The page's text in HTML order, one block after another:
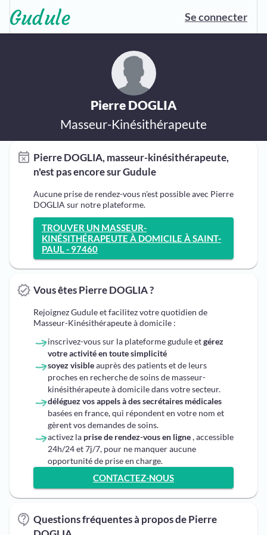
Se connecter
Pierre DOGLIA
Masseur-Kinésithérapeute
Pierre DOGLIA, masseur-kinésithérapeute,
n'est pas encore sur Gudule
Aucune prise de rendez-vous n'est possible avec Pierre
DOGLIA sur notre plateforme.
TROUVER UN MASSEUR-
KINÉSITHÉRAPEUTE À DOMICILE À SAINT-
PAUL - 97460
Vous êtes Pierre DOGLIA ?
Rejoignez Gudule et facilitez votre quotidien de
Masseur-Kinésithérapeute à domicile :
inscrivez-vous sur la plateforme gudule etgérez
votre activité en toute simplicité
soyez visibleauprès des patients et de leurs
proches en recherche de soins de masseur-
kinésithérapeute à domicile dans votre secteur.
déléguez vos appels à des secrétaires médicales
basées en france, qui répondent en votre nom et
gèrent vos demandes de soins.
activez la prise de rendez-vous en ligne, accessible
24h/24 et 7j/7, pour ne manquer aucune
opportunité de prise en charge.
CONTACTEZ-NOUS
Questions fréquentes à propos de Pierre